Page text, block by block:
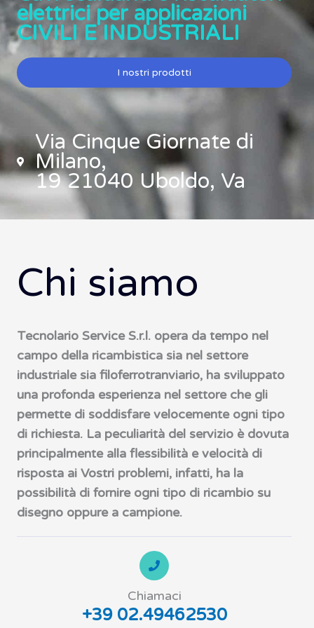
elettrici per applicazioni
CIVILI E INDUSTRIALI
I nostri prodotti
Via Cinque Giornate di
Milano,
19 21040 Uboldo, Va
Chi siamo
Tecnolario Service S.r.l. opera da tempo nel
campo della ricambistica sia nel settore
industriale sia filoferrotranviario, ha sviluppato
una profonda esperienza nel settore che gli
permette di soddisfare velocemente ogni tipo
di richiesta. La peculiarità del servizio è dovuta
principalmente alla flessibilità e velocità di
risposta ai Vostri problemi, infatti, ha la
possibilità di fornire ogni tipo di ricambio su
disegno oppure a campione.
Chiamaci
+39 02.49462530